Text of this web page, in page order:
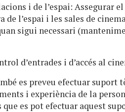
i de l’espai: Assegurar
de l’espai i les sales de
sigui necessari
d’entrades i d’accés al
es preveu efectuar suport
i experiència de la
es pot efectuar aquest